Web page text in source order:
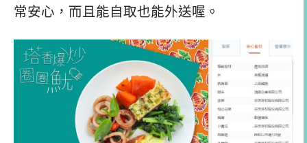
常安心，而且能自取也能外送喔。